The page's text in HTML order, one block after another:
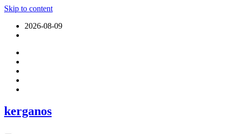
Skip to content
2026-08-09
kerganos